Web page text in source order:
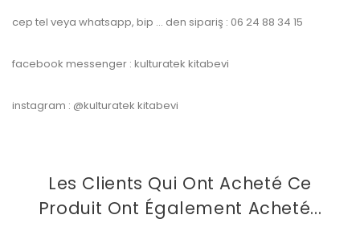
cep tel veya whatsapp, bip … den sipariş : 06 24 88 34 15
facebook messenger : kulturatek kitabevi
instagram : @kulturatek kitabevi
Les Clients Qui Ont Acheté Ce
Produit Ont Également Acheté...